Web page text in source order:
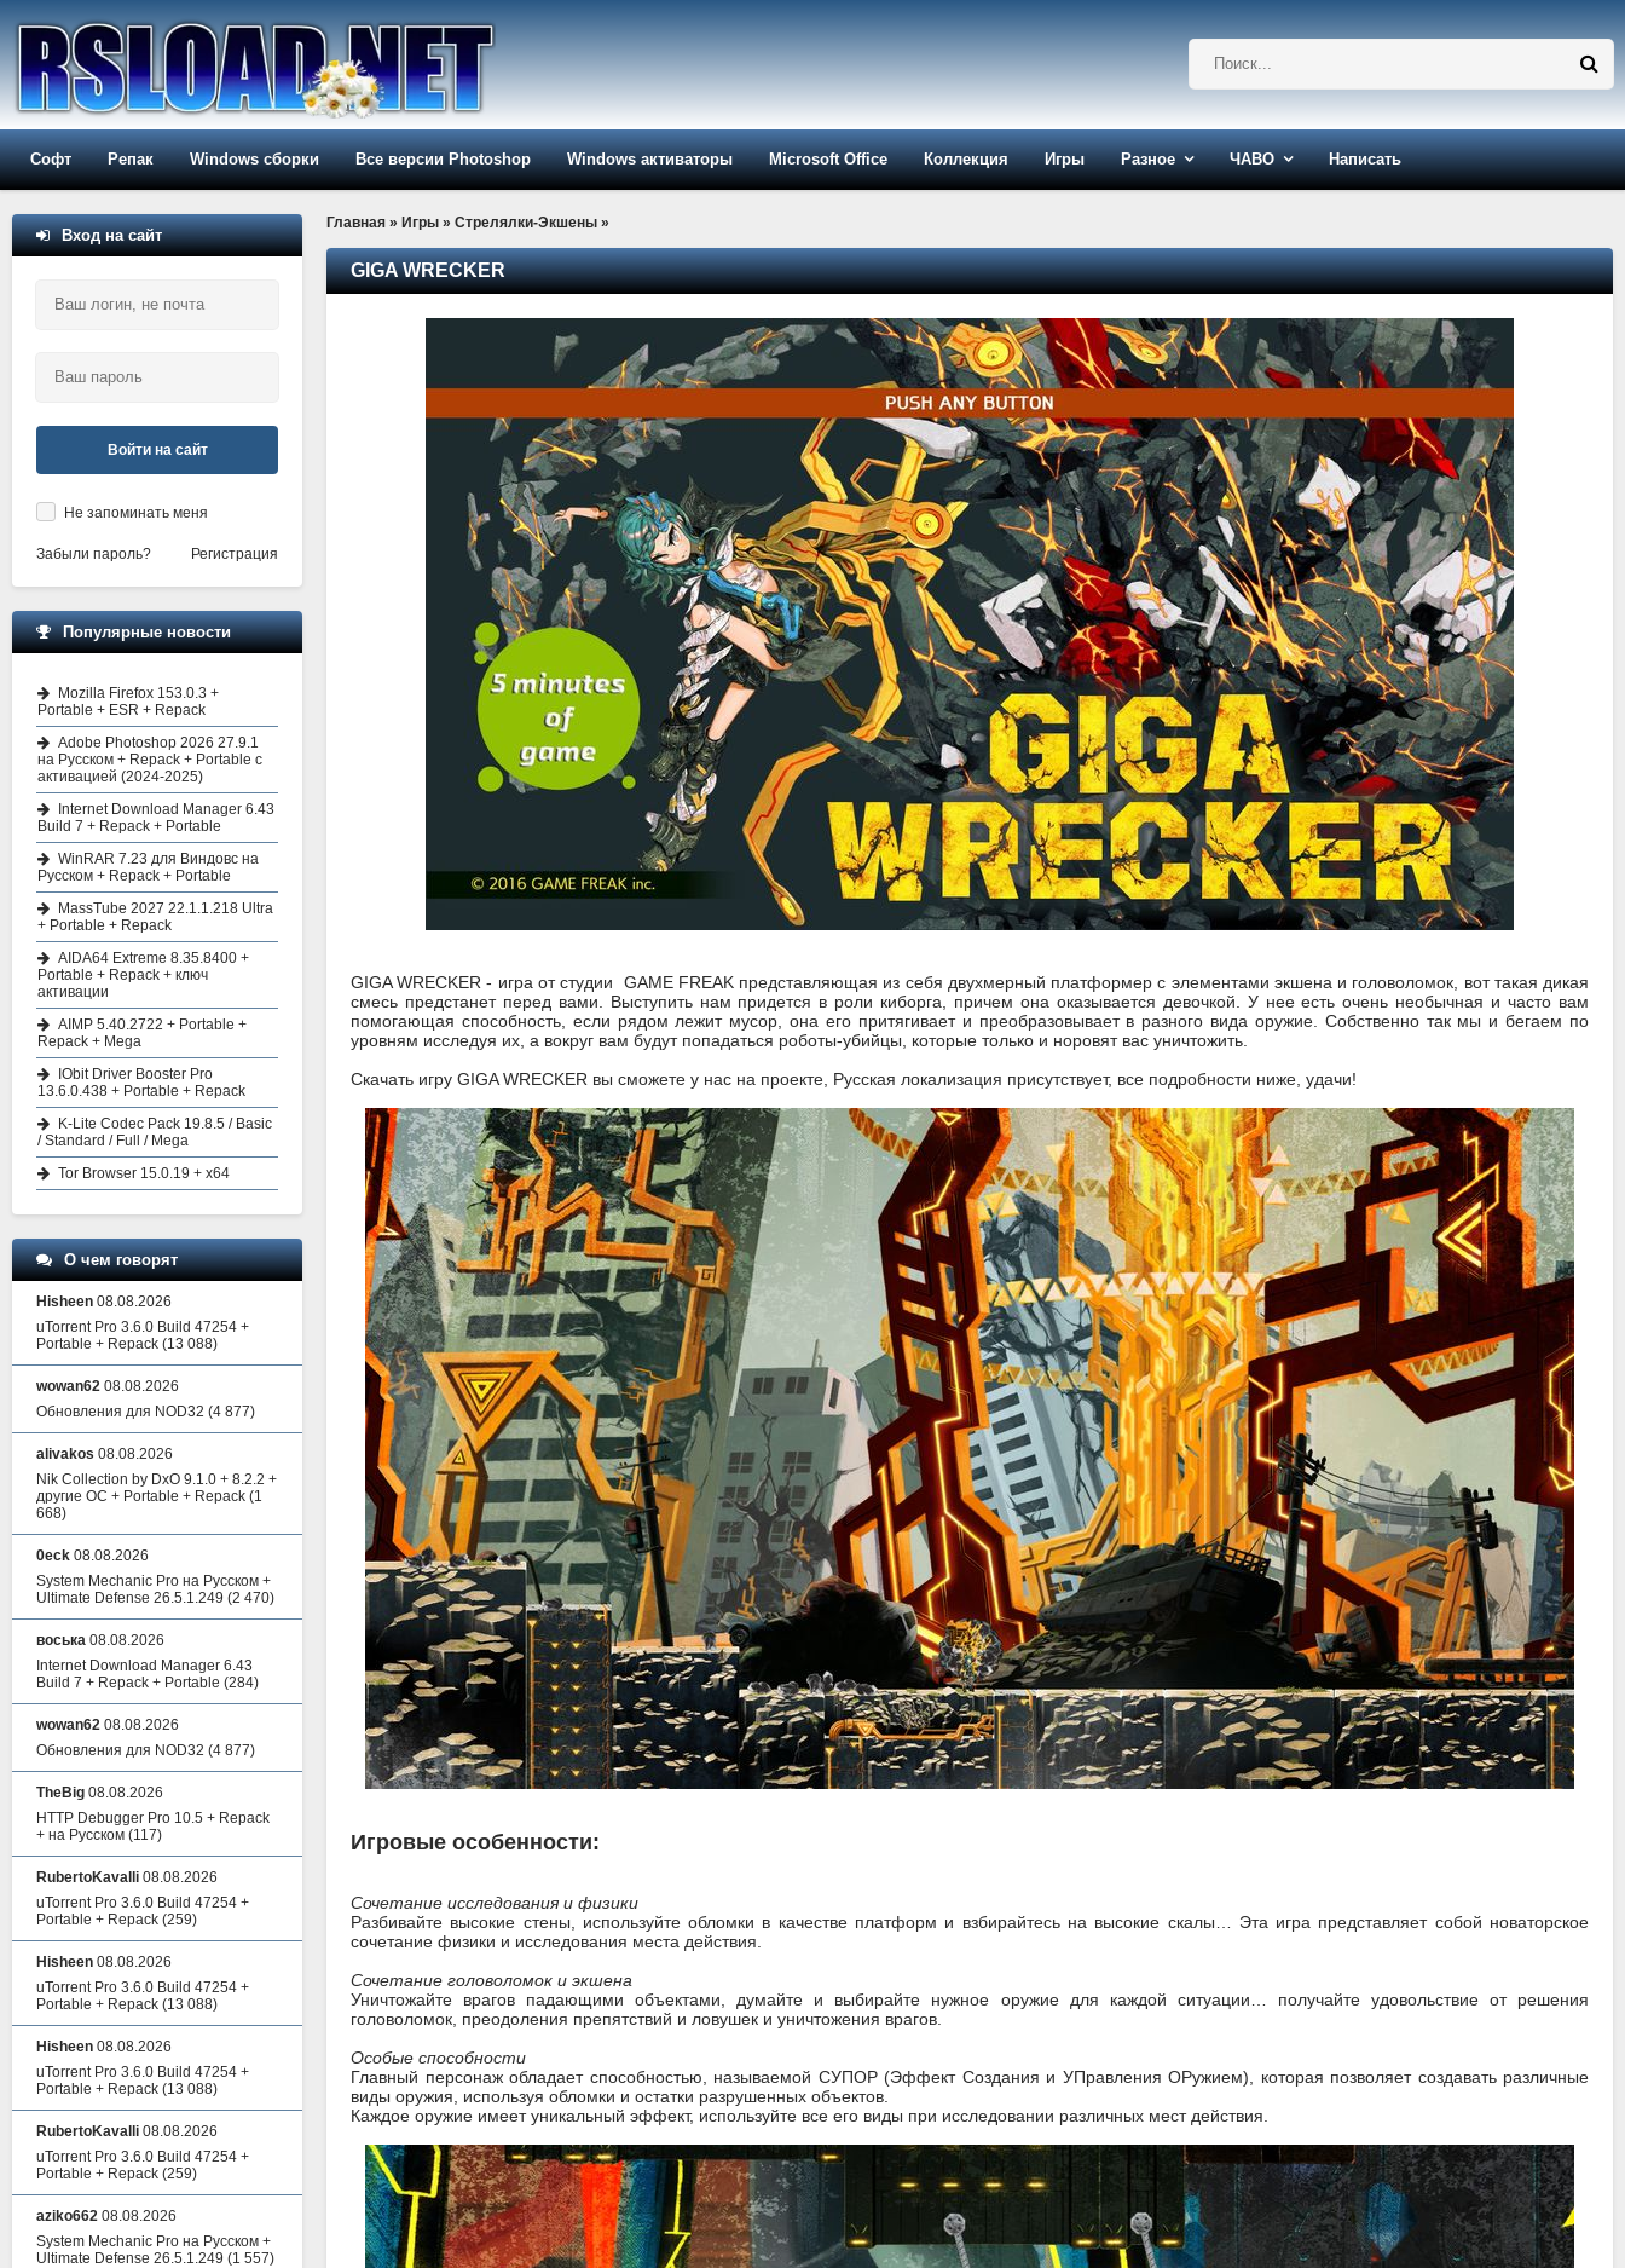
Софт Репак Windows сборки Все версии Photoshop Windows активаторы Microsoft Office Коллекция Игры Разное ЧАВО Написать
Главная » Игры » Стрелялки-Экшены »
GIGA WRECKER
GIGA WRECKER - игра от студии GAME FREAK представляющая из себя двухмерный платформер с элементами экшена и головоломок, вот такая дикая
смесь предстанет перед вами. Выступить нам придется в роли киборга, причем она оказывается девочкой. У нее есть очень необычная и часто вам
помогающая способность, если рядом лежит мусор, она его притягивает и преобразовывает в разного вида оружие. Собственно так мы и бегаем по
уровням исследуя их, а вокруг вам будут попадаться роботы-убийцы, которые только и норовят вас уничтожить.
Скачать игру GIGA WRECKER вы сможете у нас на проекте, Русская локализация присутствует, все подробности ниже, удачи!
Игровые особенности:
Сочетание исследования и физики
Разбивайте высокие стены, используйте обломки в качестве платформ и взбирайтесь на высокие скалы… Эта игра представляет собой новаторское
сочетание физики и исследования места действия.
Сочетание головоломок и экшена
Уничтожайте врагов падающими объектами, думайте и выбирайте нужное оружие для каждой ситуации… получайте удовольствие от решения
головоломок, преодоления препятствий и ловушек и уничтожения врагов.
Особые способности
Главный персонаж обладает способностью, называемой СУПОР (Эффект Создания и УПравления ОРужием), которая позволяет создавать различные
виды оружия, используя обломки и остатки разрушенных объектов.
Каждое оружие имеет уникальный эффект, используйте все его виды при исследовании различных мест действия.
Вход на сайт
Войти на сайт
Не запоминать меня
Забыли пароль? Регистрация
Популярные новости
Mozilla Firefox 153.0.3 +
Portable + ESR + Repack
Adobe Photoshop 2026 27.9.1
на Русском + Repack + Portable с
активацией (2024-2025)
Internet Download Manager 6.43
Build 7 + Repack + Portable
WinRAR 7.23 для Виндовс на
Русском + Repack + Portable
MassTube 2027 22.1.1.218 Ultra
+ Portable + Repack
AIDA64 Extreme 8.35.8400 +
Portable + Repack + ключ
активации
AIMP 5.40.2722 + Portable +
Repack + Mega
IObit Driver Booster Pro
13.6.0.438 + Portable + Repack
K-Lite Codec Pack 19.8.5 / Basic
/ Standard / Full / Mega
Tor Browser 15.0.19 + x64
О чем говорят
Hisheen 08.08.2026
uTorrent Pro 3.6.0 Build 47254 +
Portable + Repack (13 088)
wowan62 08.08.2026
Обновления для NOD32 (4 877)
alivakos 08.08.2026
Nik Collection by DxO 9.1.0 + 8.2.2 +
другие ОС + Portable + Repack (1
668)
0eck 08.08.2026
System Mechanic Pro на Русском +
Ultimate Defense 26.5.1.249 (2 470)
воська 08.08.2026
Internet Download Manager 6.43
Build 7 + Repack + Portable (284)
wowan62 08.08.2026
Обновления для NOD32 (4 877)
TheBig 08.08.2026
HTTP Debugger Pro 10.5 + Repack
+ на Русском (117)
RubertoKavalli 08.08.2026
uTorrent Pro 3.6.0 Build 47254 +
Portable + Repack (259)
Hisheen 08.08.2026
uTorrent Pro 3.6.0 Build 47254 +
Portable + Repack (13 088)
Hisheen 08.08.2026
uTorrent Pro 3.6.0 Build 47254 +
Portable + Repack (13 088)
RubertoKavalli 08.08.2026
uTorrent Pro 3.6.0 Build 47254 +
Portable + Repack (259)
aziko662 08.08.2026
System Mechanic Pro на Русском +
Ultimate Defense 26.5.1.249 (1 557)